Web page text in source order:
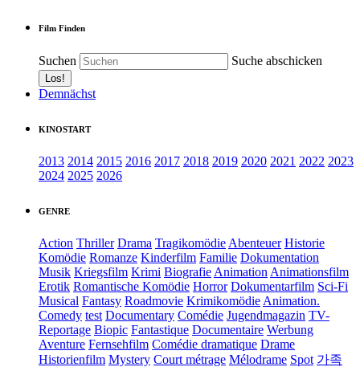
Film Finden
Suchen Suche abschicken
Demnächst
KINOSTART
2013 2014 2015 2016 2017 2018 2019 2020 2021 2022 2023
2024 2025 2026
GENRE
Action Thriller Drama Tragikomödie Abenteuer Historie
Komödie Romanze Kinderfilm Familie Dokumentation
Musik Kriegsfilm Krimi Biografie Animation Animationsfilm
Erotik Romantische Komödie Horror Dokumentarfilm Sci-Fi
Musical Fantasy Roadmovie Krimikomödie Animation.
Comedy test Documentary Comédie Jugendmagazin TV-
Reportage Biopic Fantastique Documentaire Werbung
Aventure Fernsehfilm Comédie dramatique Drame
Historienfilm Mystery Court métrage Mélodrame Spot 가족